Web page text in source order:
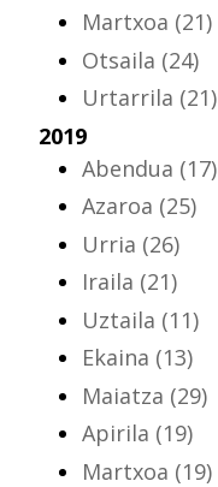
Martxoa (21)
Otsaila (24)
Urtarrila (21)
2019
Abendua (17)
Azaroa (25)
Urria (26)
Iraila (21)
Uztaila (11)
Ekaina (13)
Maiatza (29)
Apirila (19)
Martxoa (19)